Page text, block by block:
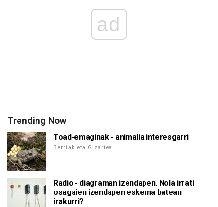
ad
Trending Now
Toad-emaginak - animalia interesgarri
Berriak eta Gizartea
Radio - diagraman izendapen. Nola irrati
osagaien izendapen eskema batean
irakurri?